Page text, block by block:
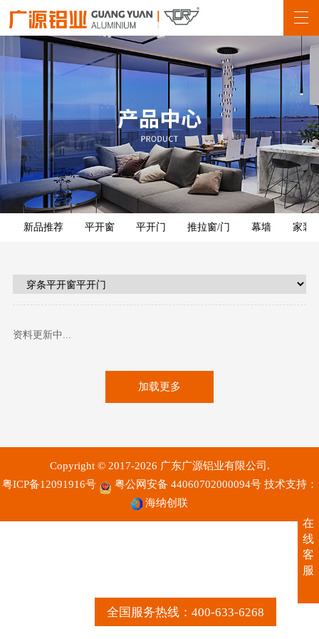
全国服务热线：400-633-6268
新品推荐 平开窗 平开门 推拉窗/门 幕墙 家装
资料更新中...
加载更多
Copyright © 2017-2026 广东广源铝业有限公司.
粤ICP备12091916号
粤公网安备 44060702000094号 技术支持：
海纳创联
在
线
客
服